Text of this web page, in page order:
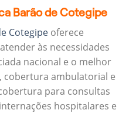
Barão de Cotegipe
Cotegipe oferece
às necessidades
nacional e o melhor
cobertura ambulatorial e
para consultas
hospitalares e